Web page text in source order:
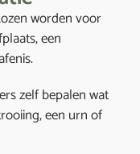
worden voor
een
zelf bepalen wat
een urn of